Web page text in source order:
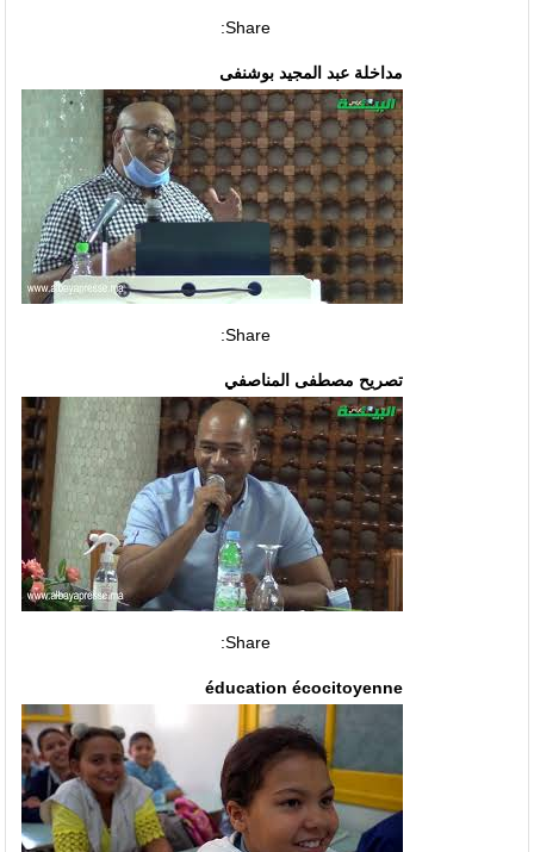
Share:
مداخلة عبد المجيد بوشنفى
Share:
تصريح مصطفى المناصفي
Share:
éducation écocitoyenne